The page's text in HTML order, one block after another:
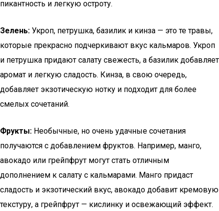
пикантность и легкую остроту.
Зелень: Укроп, петрушка, базилик и кинза — это те травы,
которые прекрасно подчеркивают вкус кальмаров. Укроп
и петрушка придают салату свежесть, а базилик добавляет
аромат и легкую сладость. Кинза, в свою очередь,
добавляет экзотическую нотку и подходит для более
смелых сочетаний.
Фрукты: Необычные, но очень удачные сочетания
получаются с добавлением фруктов. Например, манго,
авокадо или грейпфрут могут стать отличным
дополнением к салату с кальмарами. Манго придаст
сладость и экзотический вкус, авокадо добавит кремовую
текстуру, а грейпфрут — кислинку и освежающий эффект.